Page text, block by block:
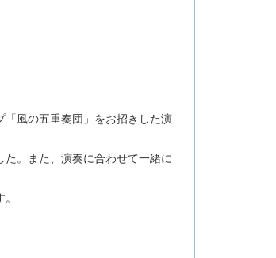
風の五重奏団」をお招きした演
。また、演奏に合わせて一緒に